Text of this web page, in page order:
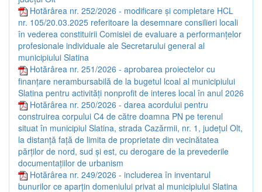
Hotărârea nr. 252/2026 - modificare și completare HCL
nr. 105/20.03.2025 referitoare la desemnare consilieri locali
în vederea constituirii Comisiei de evaluare a performanțelor
profesionale individuale ale Secretarului general al
municipiului Slatina
Hotărârea nr. 251/2026 - aprobarea proiectelor cu
finanțare nerambursabilă de la bugetul lcoal al municipiului
Slatina pentru activități nonprofit de interes local în anul 2026
Hotărârea nr. 250/2026 - darea acordului pentru
construirea corpului C4 de către doamna PN pe terenul
situat în municipiul Slatina, strada Cazărmii, nr. 1, județul Olt,
la distanță față de limita de proprietate din vecinătatea
părților de nord, sud și est, cu derogare de la prevederile
documentațiilor de urbanism
Hotărârea nr. 249/2026 - includerea în inventarul
bunurilor ce aparțin domeniului privat al municipiului Slatina